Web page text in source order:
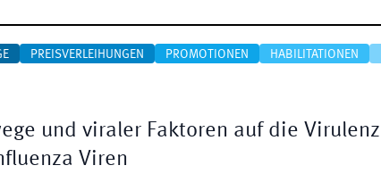
PREISVERLEIHUNGEN PROMOTIONEN HABILITATIONEN
und viraler Faktoren auf die Virulenz
Viren